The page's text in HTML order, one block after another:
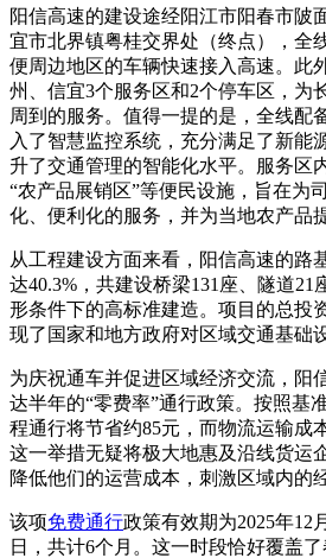
阳信高速的建设途经阳江市阳春市陂
宜市北界镇粤桂交界处（终点），全
便周边地区的车辆快速接入高速。此
州、信宜3个服务区和2个停车区，为
周到的服务。值得一提的是，全线配
入了智慧监控系统，充分满足了新能
升了交通管理的智能化水平。服务区
“农产品展销区”等便民设施，旨在为
化、便利化的服务，并为当地农产品
从工程建设方面来看，阳信高速的路
达40.3%，共建设桥梁131座、隧道21
形条件下的高标准建造。项目的总投
现了国家和地方政府对区域交通基础
为庆祝通车并促进区域经济交流，阳
达半年的“零费率”通行政策。按照基
程通行将节省约85元，而物流运输成
这一举措无疑将极大地惠及沿线货运
降低他们的运营成本，刺激区域内的
该项免费通行政策有效期为2025年12
日，共计6个月。这一时段恰好覆盖